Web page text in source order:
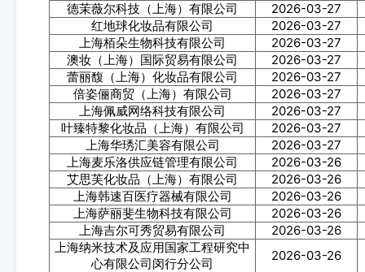
德茉薇尔科技（上海）有限公司
2026-03-27
红地球化妆品有限公司
2026-03-27
上海栢朵生物科技有限公司
2026-03-27
澳妆（上海）国际贸易有限公司
2026-03-27
蕾丽馥（上海）化妆品有限公司
2026-03-27
倍姿俪商贸（上海）有限公司
2026-03-27
上海佩威网络科技有限公司
2026-03-27
叶臻特黎化妆品（上海）有限公司
2026-03-27
上海华琇汇美容有限公司
2026-03-27
上海麦乐洛供应链管理有限公司
2026-03-26
艾思芙化妆品（上海）有限公司
2026-03-26
上海韩速百医疗器械有限公司
2026-03-26
上海萨丽斐生物科技有限公司
2026-03-26
上海吉尔可秀贸易有限公司
2026-03-26
上海纳米技术及应用国家工程研究中
心有限公司闵行分公司
2026-03-26